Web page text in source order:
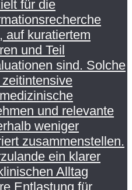
für die
auf kuratiertem
und Teil
sind. Solche
und relevante
weniger
zusammenstellen.
ein klarer
Alltag
Entlastung für